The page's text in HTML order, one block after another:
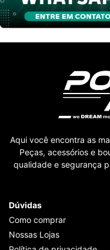
Aqui você encontra as
Peças, acessórios e
qualidade e segurança
Dúvidas
Como comprar
Nossas Lojas